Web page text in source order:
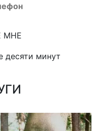
десяти минут